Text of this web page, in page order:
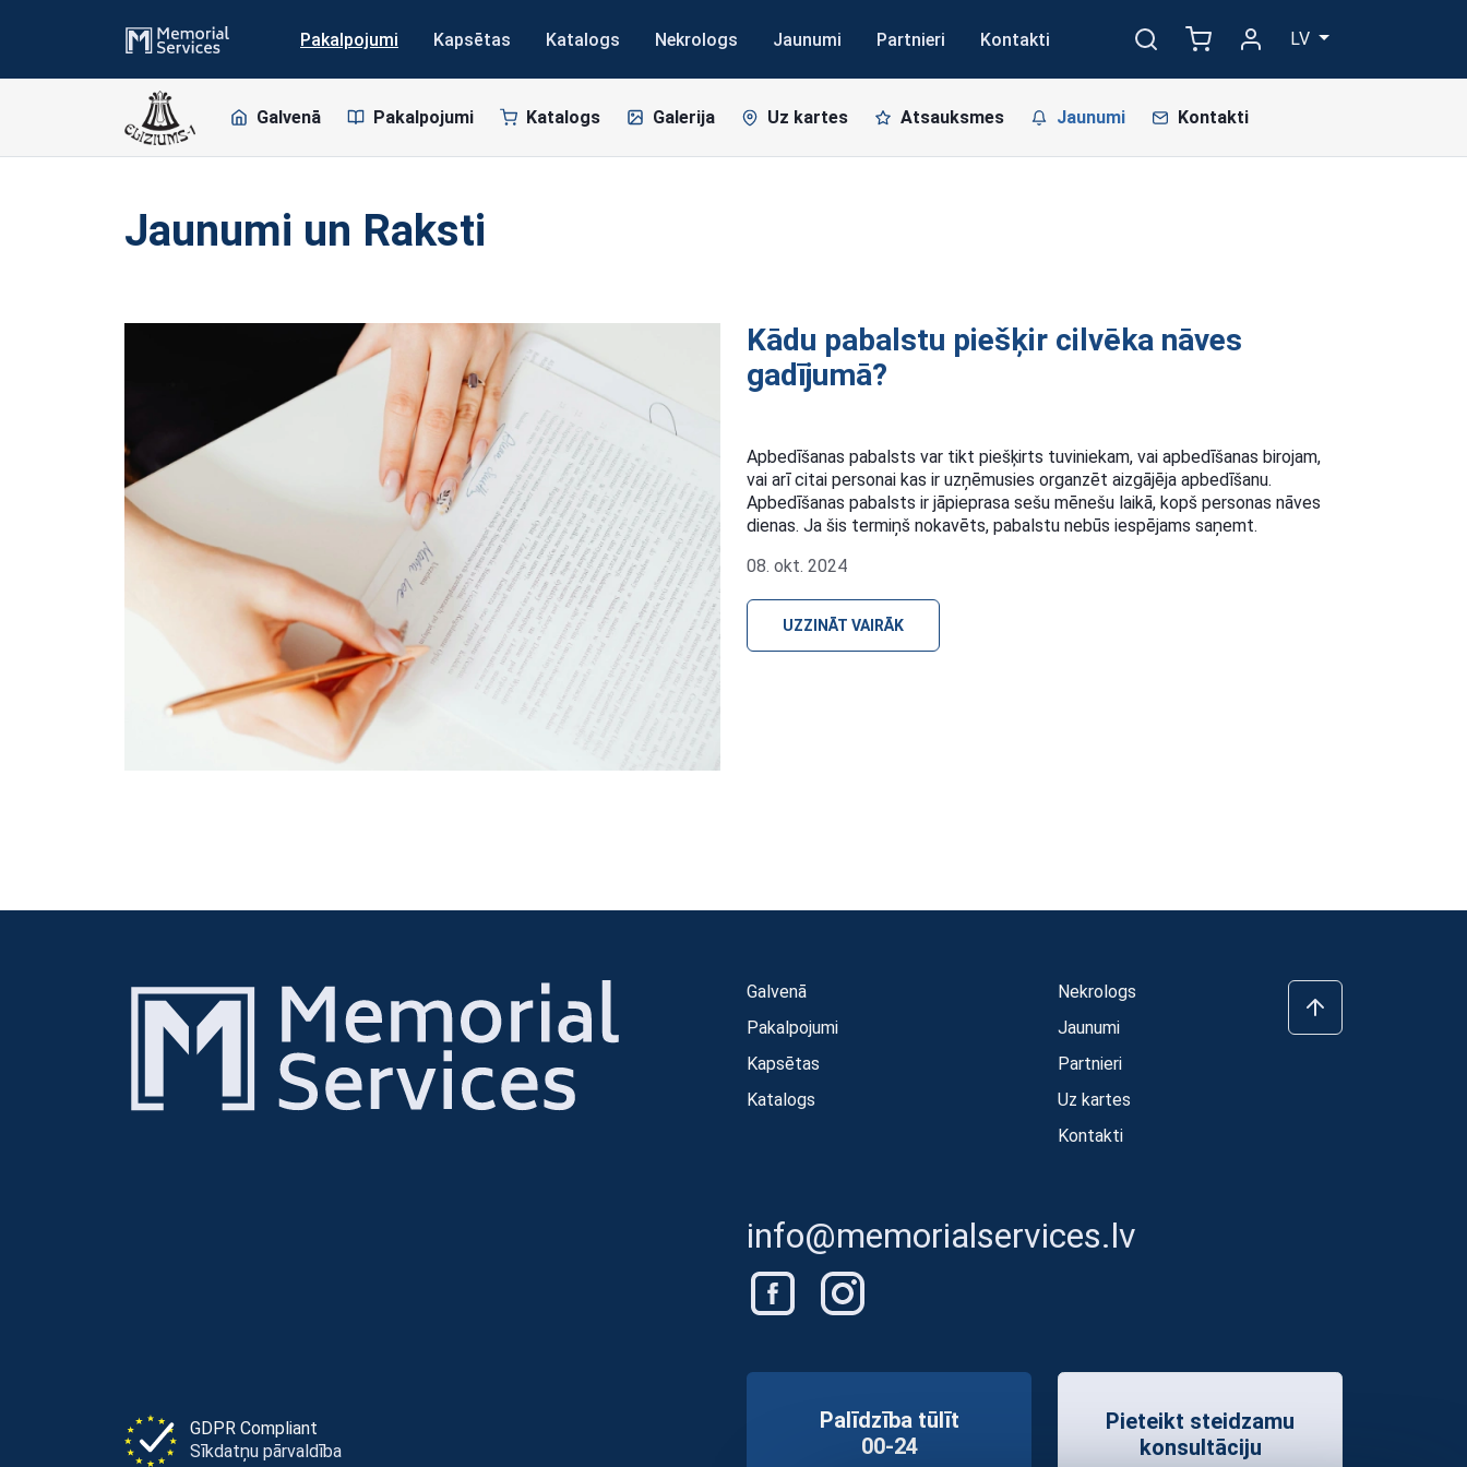
Pakalpojumi Kapsētas Katalogs Nekrologs Jaunumi Partnieri Kontakti LV
Galvenā Pakalpojumi Katalogs Galerija Uz kartes Atsauksmes Jaunumi Kontakti
Jaunumi un Raksti
Kādu pabalstu piešķir cilvēka nāves
gadījumā?
Apbedīšanas pabalsts var tikt piešķirts tuviniekam, vai apbedīšanas birojam,
vai arī citai personai kas ir uzņēmusies organzēt aizgājēja apbedīšanu.
Apbedīšanas pabalsts ir jāpieprasa sešu mēnešu laikā, kopš personas nāves
dienas. Ja šis termiņš nokavēts, pabalstu nebūs iespējams saņemt.
08. okt. 2024
UZZINĀT VAIRĀK
Galvenā
Pakalpojumi
Kapsētas
Katalogs
Nekrologs
Jaunumi
Partnieri
Uz kartes
Kontakti
info@memorialservices.lv
GDPR Compliant
Sīkdatņu pārvaldība
Palīdzība tūlīt
00-24
Pieteikt steidzamu
konsultāciju